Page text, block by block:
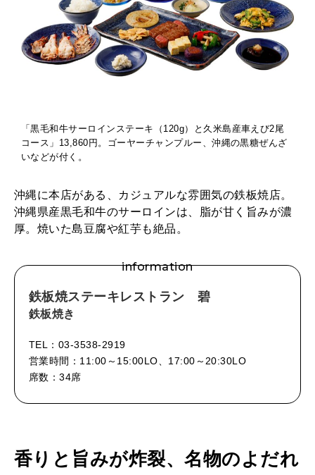
「黒毛和牛サーロインステーキ（120g）と久米島産車えび2尾
コース」13,860円。ゴーヤーチャンプルー、沖縄の黒糖ぜんざ
いなどが付く。
沖縄に本店がある、カジュアルな雰囲気の鉄板焼店。
沖縄県産黒毛和牛のサーロインは、脂が甘く旨みが濃
厚。焼いた島豆腐や紅芋も絶品。
information
鉄板焼ステーキレストラン 碧
鉄板焼き
TEL：03-3538-2919
営業時間：11:00～15:00LO、17:00～20:30LO
席数：34席
香りと旨みが炸裂、名物のよだれ